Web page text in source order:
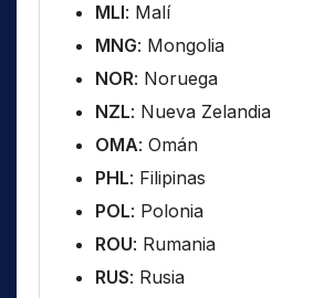
MLI: Malí
MNG: Mongolia
NOR: Noruega
NZL: Nueva Zelandia
OMA: Omán
PHL: Filipinas
POL: Polonia
ROU: Rumania
RUS: Rusia